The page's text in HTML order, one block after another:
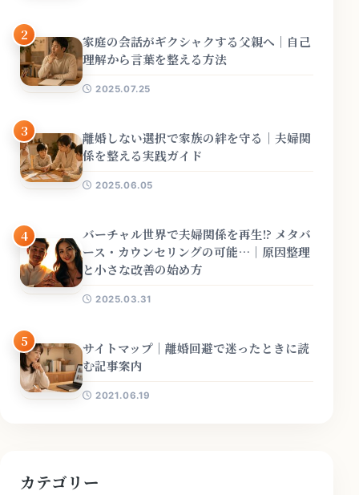
2
家庭の会話がギクシャクする父親へ｜自己
理解から言葉を整える方法
2025.07.25
3
離婚しない選択で家族の絆を守る｜夫婦関
係を整える実践ガイド
2025.06.05
4
バーチャル世界で夫婦関係を再生!? メタバ
ース・カウンセリングの可能…｜原因整理
と小さな改善の始め方
2025.03.31
5
サイトマップ｜離婚回避で迷ったときに読
む記事案内
2021.06.19
カテゴリー